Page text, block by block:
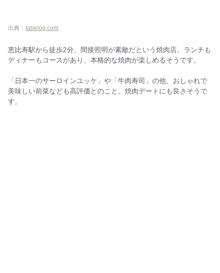
出典： tabelog.com
恵比寿駅から徒歩2分、間接照明が素敵だという焼肉店。ランチも
ディナーもコースがあり、本格的な焼肉が楽しめるそうです。
「日本一のサーロインユッケ」や「牛肉寿司」の他、おしゃれで
美味しい前菜なども高評価とのこと。焼肉デートにも良さそうで
す。